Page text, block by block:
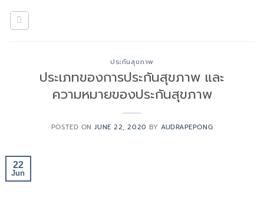
ประกันสุขภาพ
ประเภทของการประกันสุขภาพ และ
ความหมายของประกันสุขภาพ
POSTED ONJUNE 22, 2020 BY AUDRAPEPONG
22
Jun